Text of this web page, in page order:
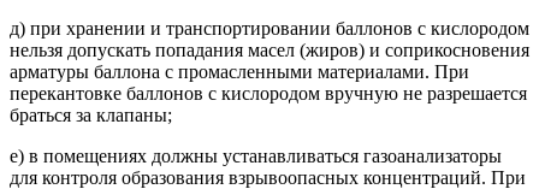
д) при хранении и транспортировании баллонов с кислородом
нельзя допускать попадания масел (жиров) и соприкосновения
арматуры баллона с промасленными материалами. При
перекантовке баллонов с кислородом вручную не разрешается
браться за клапаны;
е) в помещениях должны устанавливаться газоанализаторы
для контроля образования взрывоопасных концентраций. При